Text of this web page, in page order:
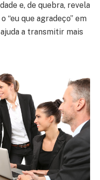
e, de quebra, revela
“eu que agradeço” em
a transmitir mais